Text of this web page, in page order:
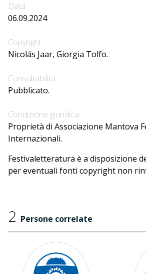
Data
06.09.2024
Copyright
Nicolás Jaar, Giorgia Tolfo.
Consultabilità
Pubblicato.
Condizione giuridica
Proprietà di Associazione Mantova
Internazionali.
Festivaletteratura è a disposizione
per eventuali fonti copyright non
2 Persone correlate